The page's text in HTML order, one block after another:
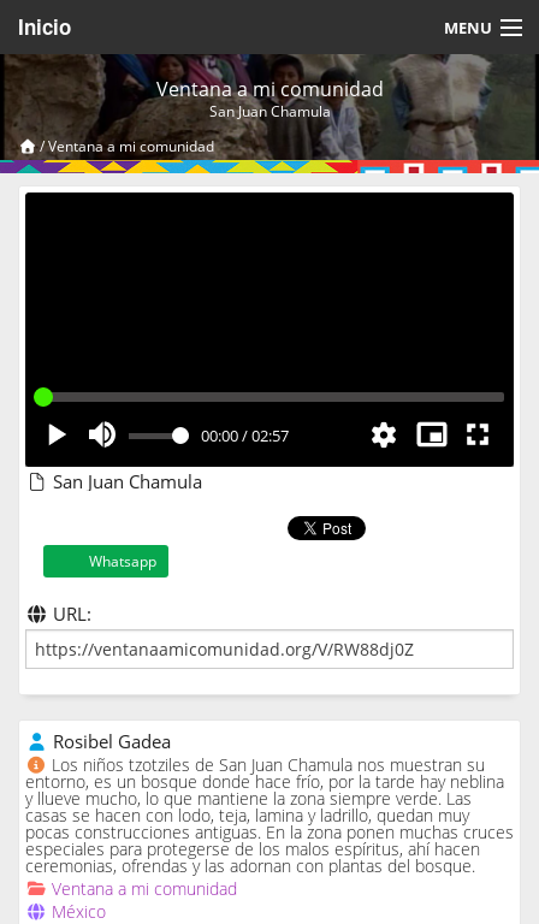
Inicio MENU
Acerca de
Videos Temáticos
Cerrar Sesión
Ventana a mi comunidad
San Juan Chamula
/Ventana a mi comunidad
00:00/02:57
San Juan Chamula
Whatsapp
URL:
Rosibel Gadea
Los niños tzotziles de San Juan Chamula nos muestran su
entorno, es un bosque donde hace frío, por la tarde hay neblina
y llueve mucho, lo que mantiene la zona siempre verde. Las
casas se hacen con lodo, teja, lamina y ladrillo, quedan muy
pocas construcciones antiguas. En la zona ponen muchas cruces
especiales para protegerse de los malos espíritus, ahí hacen
ceremonias, ofrendas y las adornan con plantas del bosque.
Ventana a mi comunidad
México